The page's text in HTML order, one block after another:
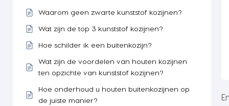
Waarom geen zwarte kunststof kozijnen?
Wat zijn de top 3 kunststof kozijnen?
Hoe schilder ik een buitenkozijn?
Wat zijn de voordelen van houten kozijnen
ten opzichte van kunststof kozijnen?
Hoe onderhoud u houten buitenkozijnen op
de juiste manier?